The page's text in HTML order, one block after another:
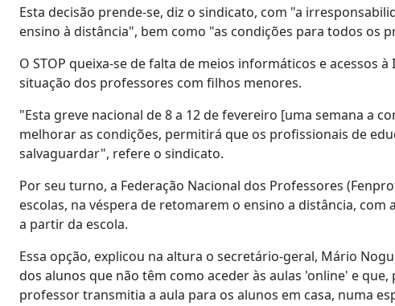
Esta decisão prende-se, diz o sindicato, com "a
ensino à distância", bem como "as condições para todos os
O STOP queixa-se de falta de meios informáticos e acessos
situação dos professores com filhos menores.
"Esta greve nacional de 8 a 12 de fevereiro [uma semana a
melhorar as condições, permitirá que os profissionais de
salvaguardar", refere o sindicato.
Por seu turno, a Federação Nacional dos Professores
escolas, na véspera de retomarem o ensino a distância,
a partir da escola.
Essa opção, explicou na altura o secretário-geral, Mário
dos alunos que não têm como aceder às aulas 'online' e
professor transmitia a aula para os alunos em casa, numa